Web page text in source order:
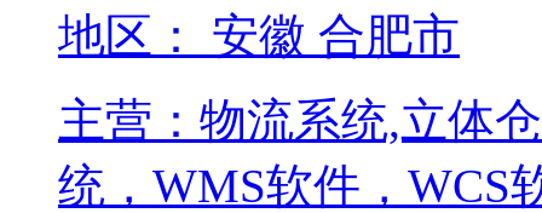
地区： 安徽 合肥市
主营：物流系统,立体
统，WMS软件，WCS